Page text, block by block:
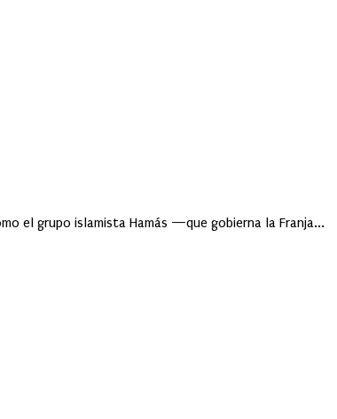
el grupo islamista Hamás —que gobierna la Franja...